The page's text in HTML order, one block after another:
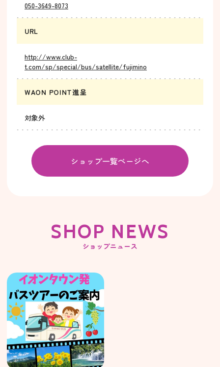
050-3649-8073
URL
http://www.club-
t.com/sp/special/bus/satellite/fujimino
WAON POINT進呈
対象外
ショップ一覧ページへ
SHOP NEWS
ショップニュース